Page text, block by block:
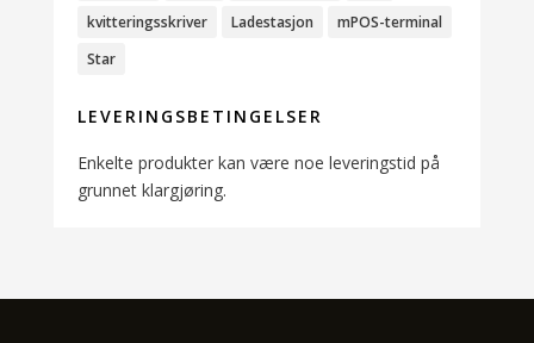
kvitteringsskriver
Ladestasjon
mPOS-terminal
Star
LEVERINGSBETINGELSER
Enkelte produkter kan være noe leveringstid på
grunnet klargjøring.